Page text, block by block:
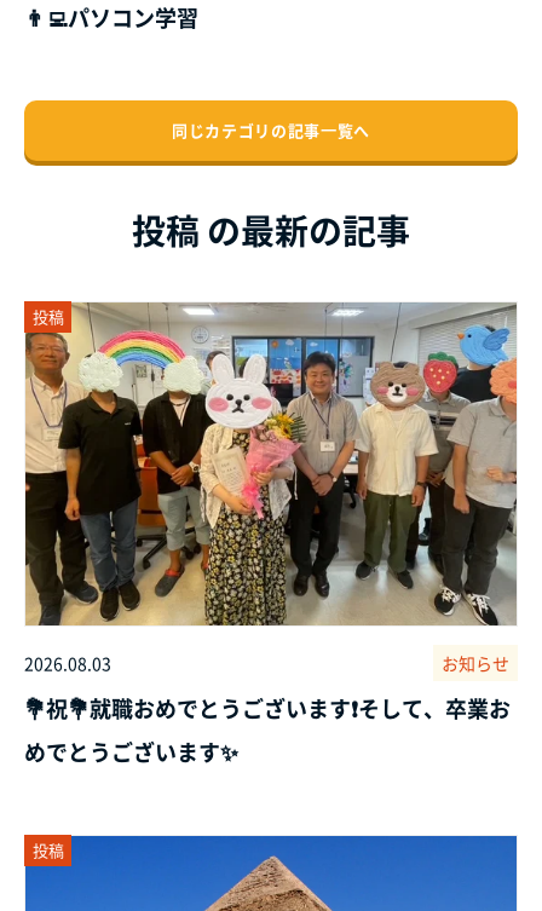
👨‍💻パソコン学習
同じカテゴリの記事⼀覧へ
投稿 の最新の記事
投稿
2026.08.03 お知らせ
💐祝💐就職おめでとうございます❗そして、卒業お
めでとうございます✨
投稿